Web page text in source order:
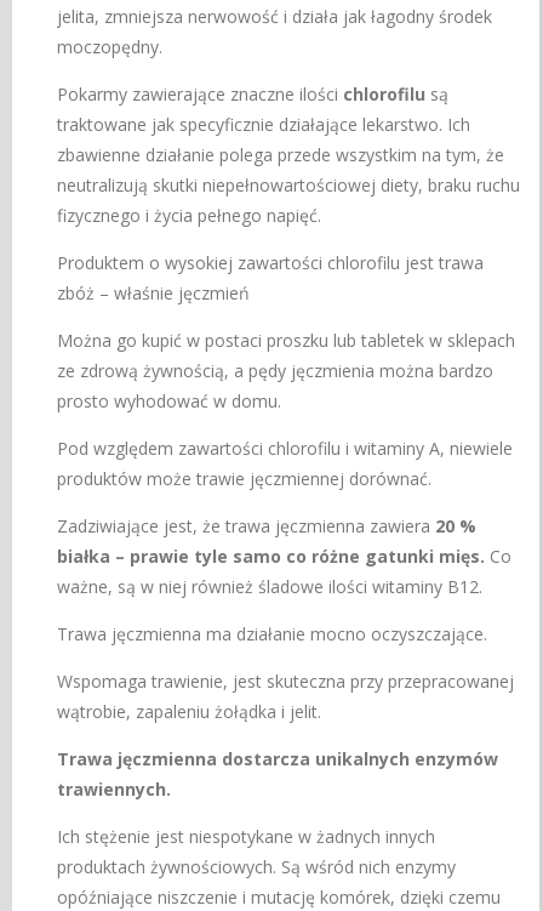
jelita, zmniejsza nerwowość i działa jak łagodny środek
moczopędny.
Pokarmy zawierające znaczne ilości chlorofilu są
traktowane jak specyficznie działające lekarstwo. Ich
zbawienne działanie polega przede wszystkim na tym, że
neutralizują skutki niepełnowartościowej diety, braku ruchu
fizycznego i życia pełnego napięć.
Produktem o wysokiej zawartości chlorofilu jest trawa
zbóż – właśnie jęczmień
Można go kupić w postaci proszku lub tabletek w sklepach
ze zdrową żywnością, a pędy jęczmienia można bardzo
prosto wyhodować w domu.
Pod względem zawartości chlorofilu i witaminy A, niewiele
produktów może trawie jęczmiennej dorównać.
Zadziwiające jest, że trawa jęczmienna zawiera 20 %
białka – prawie tyle samo co różne gatunki mięs. Co
ważne, są w niej również śladowe ilości witaminy B12.
Trawa jęczmienna ma działanie mocno oczyszczające.
Wspomaga trawienie, jest skuteczna przy przepracowanej
wątrobie, zapaleniu żołądka i jelit.
Trawa jęczmienna dostarcza unikalnych enzymów
trawiennych.
Ich stężenie jest niespotykane w żadnych innych
produktach żywnościowych. Są wśród nich enzymy
opóźniające niszczenie i mutację komórek, dzięki czemu